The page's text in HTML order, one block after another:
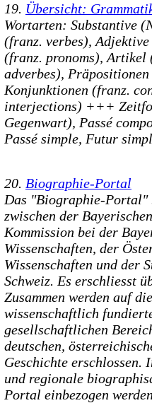
19. Übersicht:
Wortarten: Substantive
(franz. verbes),
(franz. pronoms),
adverbes),
Konjunktionen (franz.
interjections) +++
Gegenwart), Passé
Passé simple, Futur
20. Biographie-Portal
Das "Biographie-Portal"
zwischen der
Kommission bei der
Wissenschaften, der
Wissenschaften und der
Schweiz. Es erschliesst
Zusammen werden auf
wissenschaftlich
gesellschaftlichen
deutschen,
Geschichte
und regionale
Portal einbezogen